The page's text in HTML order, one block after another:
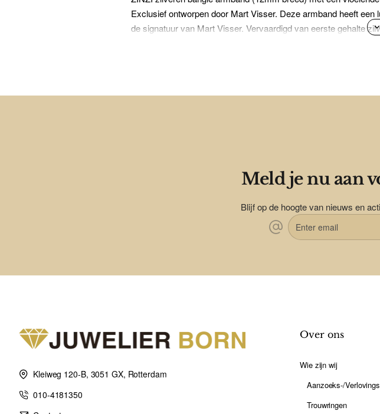
Exclusief ontworpen door Mart Visser. Deze armband heeft
de signatuur van Mart Visser. Vervaardigd van eerste gehalte
Meld je nu aan
Blijf op de hoogte van nieuws en
Enter
email
Kleiweg 120-B, 3051 GX, Rotterdam
010-4181350
Over ons
Wie zijn wij
Aanzoeks-/
Trouwringen